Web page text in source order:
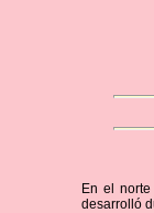
En el
desarrolló